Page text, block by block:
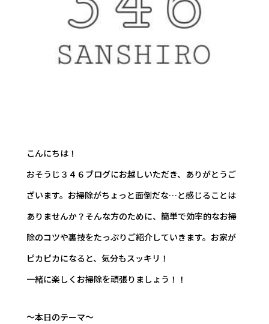
こんにちは！
おそうじ３４６ブログにお越しいただき、ありがとうご
ざいます。お掃除がちょっと面倒だな…と感じることは
ありませんか？そんな方のために、簡単で効率的なお掃
除のコツや裏技をたっぷりご紹介していきます。お家が
ピカピカになると、気分もスッキリ！
一緒に楽しくお掃除を頑張りましょう！！
～本日のテーマ～